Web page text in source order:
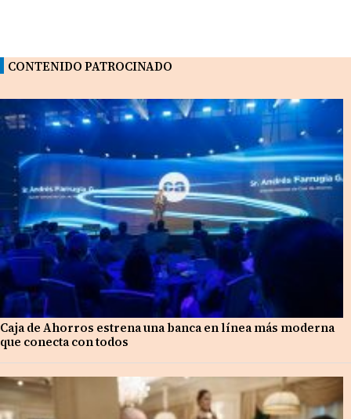
CONTENIDO PATROCINADO
Caja de Ahorros estrena una banca en línea más moderna
que conecta con todos